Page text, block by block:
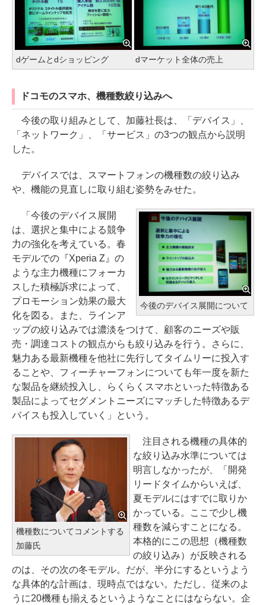
dゲームとdショッピング dマーケット全体の売上
ドコモのスマホ、機種数絞り込みへ
今後の取り組みとして、加藤社長は、「デバイス」、
「ネットワーク」、「サービス」の3つの観点から説明
した。
デバイスでは、スマートフォンの機種数の絞り込み
や、機能の見直しに取り組む姿勢をみせた。
今後のデバイス展開について
「今後のデバイス展開
は、選択と集中による競争
力の強化を考えている。春
モデルでの『Xperia Z』の
ような主力機種にフォーカ
スした積極訴求によって、
プロモーション効果の最大
化を図る。また、ラインア
ップの絞り込みでは濃淡をつけて、顧客のニーズや販
売・調達コストの観点からも絞り込みを行う。さらに、
魅力ある最新機種を他社に先行してタイムリーに投入す
ることや、フィーチャーフォンについても年一度を新た
な製品を継続投入し、らくらくスマホといった特徴ある
製品によってセグメントニーズにマッチした特徴あるデ
バイスも投入していく」という。
機種数についてコメントする
加藤氏
注目される機種の具体的
な絞り込み水準については
明言しなかったが、「開発
リードタイムからいえば、
夏モデルにはすでに取りか
かっている。ここで少し機
種数を減らすことになる。
本格的にこの思想（機種数
の絞り込み）が反映される
のは、その次の冬モデル。だが、半分にするというよう
な具体的な計画は、現時点ではない。ただし、従来のよ
うに20機種も揃えるというようなことにはならない。企